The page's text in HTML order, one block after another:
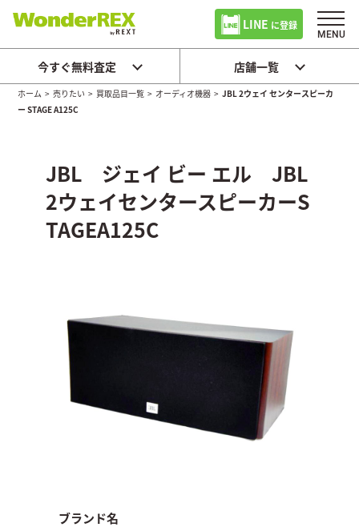
LINE に登録
今すぐ無料査定 店舗一覧
ホーム >売りたい > 買取品目一覧 > オーディオ機器 >JBL 2ウェイ センタースピーカ
ー STAGE A125C
JBL ジェイ ビー エル JBL
2ウェイセンタースピーカーS
TAGEA125C
ブランド名